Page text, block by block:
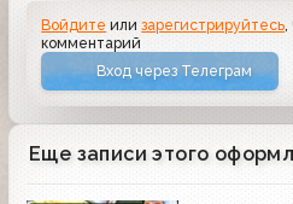
Войдите илизарегистрируйтесь,
комментарий
Вход через Телеграм
Еще записи этого